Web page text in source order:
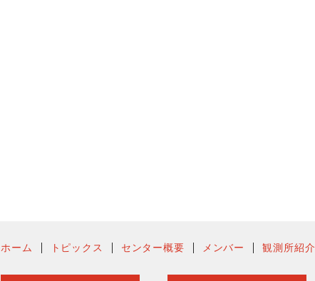
ホーム トピックス センター概要 メンバー 観測所紹介